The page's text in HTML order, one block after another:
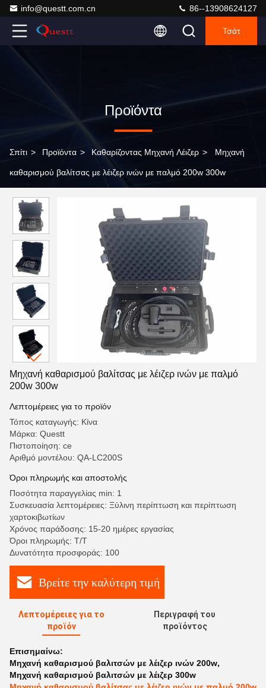
info@questt.com.cn 86--13908624127
Τσάτ
Προϊόντα
Σπίτι > Προϊόντα > Καθαρίζοντας Μηχανή Λέιζερ > Μηχανή
καθαρισμού βαλίτσας με λέιζερ ινών με παλμό 200w 300w
Μηχανή καθαρισμού βαλίτσας με λέιζερ ινών με παλμό
200w 300w
Λεπτομέρειες για το προϊόν
Τόπος καταγωγής: Κίνα
Μάρκα: Questt
Πιστοποίηση: ce
Αριθμό μοντέλου: QA-LC200S
Όροι πληρωμής και αποστολής
Ποσότητα παραγγελίας min: 1
Συσκευασία λεπτομέρειες: Ξύλινη περίπτωση και περίπτωση
χαρτοκιβωτίων
Χρόνος παράδοσης: 15-20 ημέρες εργασίας
Όροι πληρωμής: Τ/Τ
Δυνατότητα προσφοράς: 100
Βρείτε την καλύτερη τιμή
Λεπτομέρειες για το
προϊόν
Περιγραφή του
προϊόντος
Επισημαίνω:
Μηχανή καθαρισμού βαλιτσών με λέιζερ ινών 200w,
Μηχανή καθαρισμού βαλιτσών με λέιζερ 300w